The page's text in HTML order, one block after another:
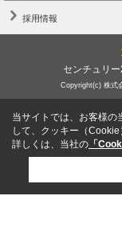
採用情報
センチュリ
Copyright(c) 株式
当サイトでは、お客様の
して、クッキー（Cookie
詳しくは、当社の 「